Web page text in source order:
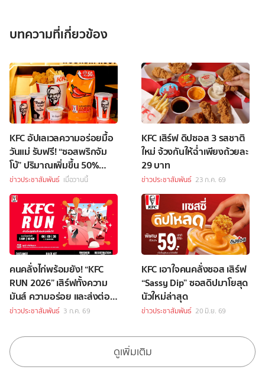
บทความที่เกี่ยวข้อง
KFC อัปเลเวลความอร่อยมื้อ
วันแม่ รับฟรี! “ซอสพริกจัม
โบ้” ปริมาณเพิ่มขึ้น 50%
เพียงซื้อชุดบักเก็ตที่ร่วม
รายการราคา 349 บาทขึ้นไป
ข่าวประชาสัมพันธ์ เมื่อวานนี้
KFC เสิร์ฟ ดิปซอส 3 รสชาติ
ใหม่ จ้วงกันให้ฉ่ำเพียงถ้วยละ
29 บาท
ข่าวประชาสัมพันธ์ 23 ก.ค. 69
คนคลั่งไก่พร้อมยัง! “KFC
RUN 2026” เสิร์ฟทั้งความ
มันส์ ความอร่อย และส่งต่อ
โอกาสให้เด็กนอกระบบการ
ข่าวประชาสัมพันธ์ 3 ก.ค. 69
KFC เอาใจคนคลั่งซอส เสิร์ฟ
“Sassy Dip” ซอสดิปมาโยสุด
นัวใหม่ล่าสุด
ข่าวประชาสัมพันธ์ 20 มิ.ย. 69
ดูเพิ่มเติม